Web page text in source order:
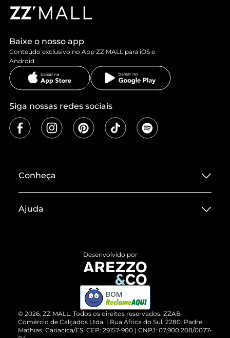
Baixe o nosso app
Conteúdo exclusivo no App ZZ MALL para iOS e
Android
Siga nossas redes sociais
Conheça
Termos de Uso
ZZ MALL é confiável
Cartão Presente
Vendas Corporativas
Ajuda
Devolução do Produto
Compre pelo WhatsApp
© 2026, ZZ MALL. Todos os direitos reservados. ZZAB
Comércio de Calçados Ltda. | Rua África do Sul, 2280. Padre
Mathias, Cariacica/ES. CEP: 29157-900 | CNPJ: 07.900.208/0077-
Desenvolvido por
BOM